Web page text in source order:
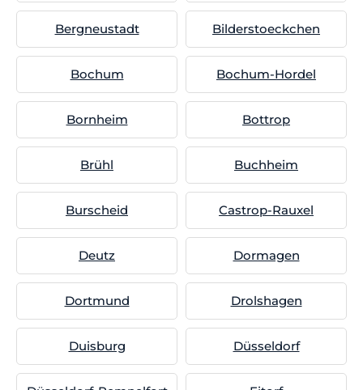
Bergneustadt Bilderstoeckchen
Bochum Bochum-Hordel
Bornheim Bottrop
Brühl Buchheim
Burscheid Castrop-Rauxel
Deutz Dormagen
Dortmund Drolshagen
Duisburg Düsseldorf